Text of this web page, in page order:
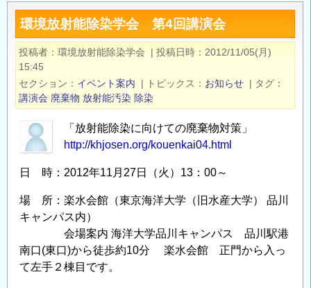
省
任
期
付
き
職
の
集
つ
い
（7
月
環境放射能除染学会 第4回講演会
投稿者 環境放射能除染学会 | 投稿日時
2012/11/05(月)
15:45
セクション
イベント案内 | トピックス お知らせ | タグ
講演会 廃棄物 放射能汚染 除染
「放射能除染に向けての廃棄物対策」
http://khjosen.org/kouenkai04.html
日 時：2012年11月27日（火）13：00～
場 所：楽水会館（東京海洋大学（旧水産大学） 品川
キャンパス内）
会場案内 海洋大学品川キャンパス 品川駅港
南口(東口)から徒歩約10分 楽水会館 正門から入っ
て左手２棟目です。